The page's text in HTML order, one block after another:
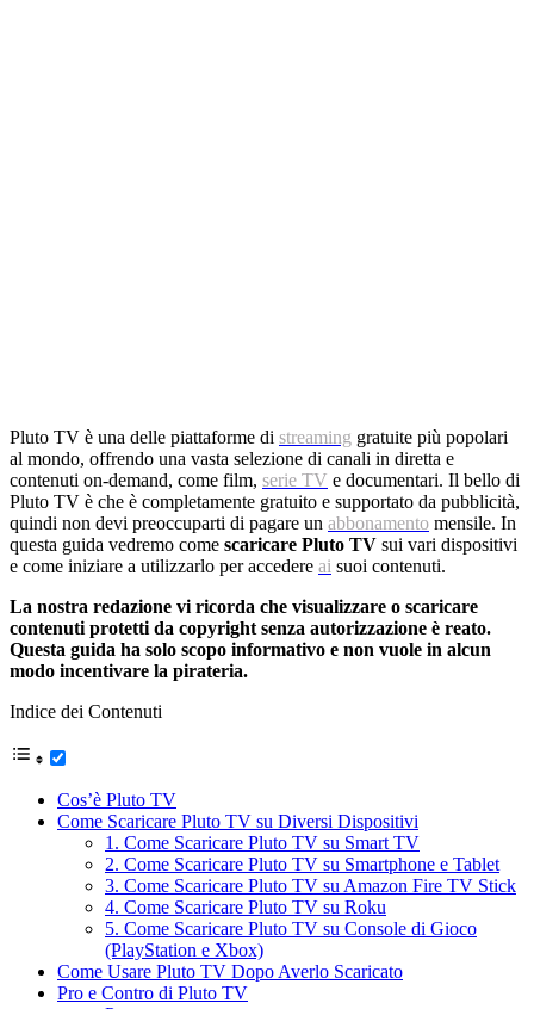
Pluto TV è una delle piattaforme di streaming gratuite più popolari
al mondo, offrendo una vasta selezione di canali in diretta e
contenuti on-demand, come film, serie TV e documentari. Il bello di
Pluto TV è che è completamente gratuito e supportato da pubblicità,
quindi non devi preoccuparti di pagare un abbonamento mensile. In
questa guida vedremo come scaricare Pluto TV sui vari dispositivi
e come iniziare a utilizzarlo per accedere ai suoi contenuti.
La nostra redazione vi ricorda che visualizzare o scaricare
contenuti protetti da copyright senza autorizzazione è reato.
Questa guida ha solo scopo informativo e non vuole in alcun
modo incentivare la pirateria.
Indice dei Contenuti
Cos’è Pluto TV
Come Scaricare Pluto TV su Diversi Dispositivi
1. Come Scaricare Pluto TV su Smart TV
2. Come Scaricare Pluto TV su Smartphone e Tablet
3. Come Scaricare Pluto TV su Amazon Fire TV Stick
4. Come Scaricare Pluto TV su Roku
5. Come Scaricare Pluto TV su Console di Gioco
(PlayStation e Xbox)
Come Usare Pluto TV Dopo Averlo Scaricato
Pro e Contro di Pluto TV